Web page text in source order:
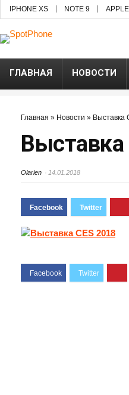
IPHONE XS NOTE 9
ГЛАВНАЯ НОВОСТИ
Главная » Новости » Выставка
Выставка
Olarien 14.01.2018